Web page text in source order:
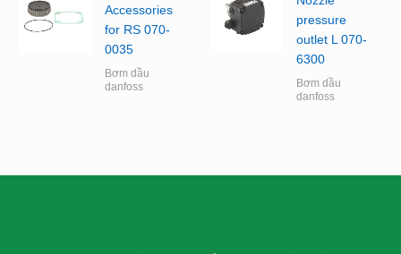
Accessories
for RS 070-
0035
Bơm dầu
danfoss
pressure
outlet L 070-
6300
Bơm dầu
danfoss